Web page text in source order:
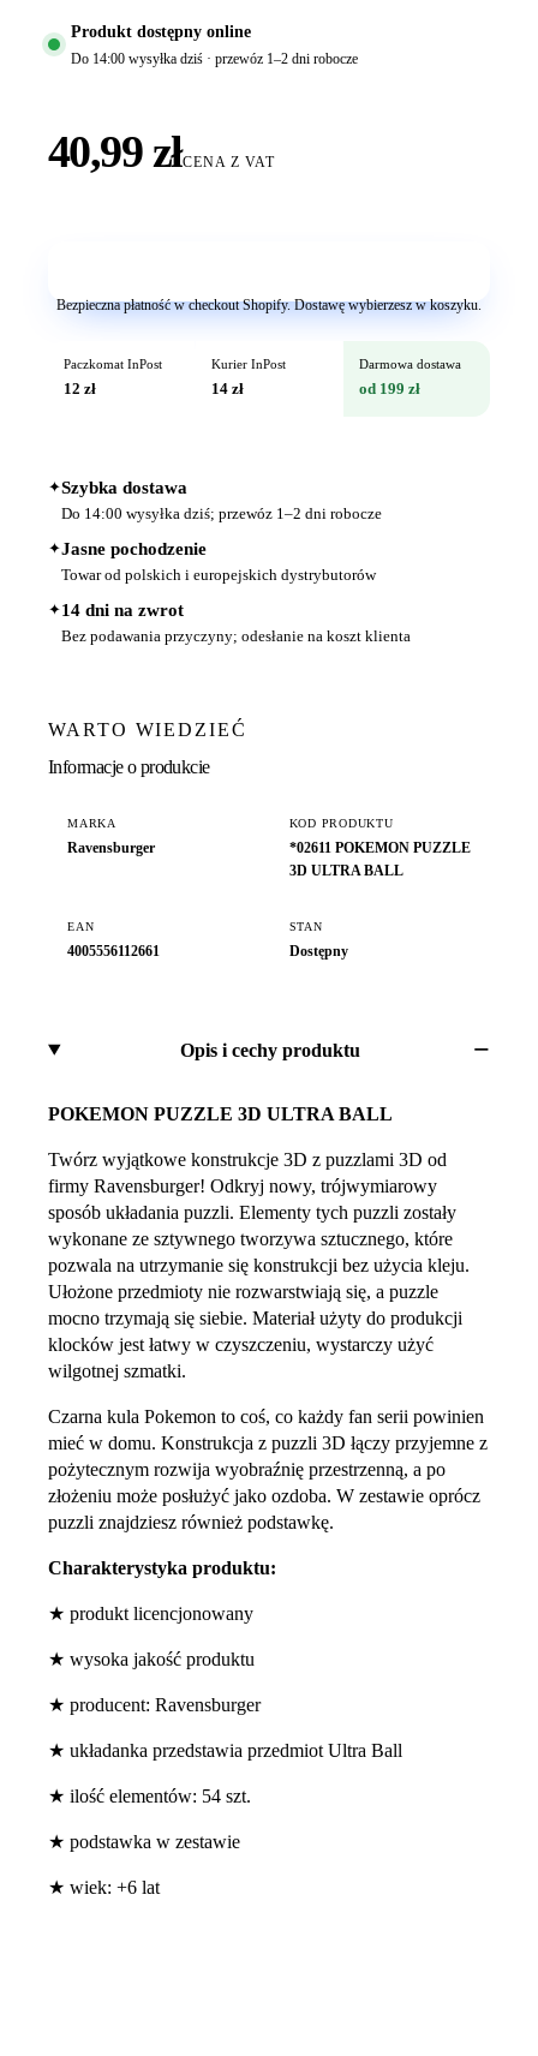
Produkt dostępny online
Do 14:00 wysyłka dziś · przewóz 1–2 dni robocze
40,99 złCENA Z VAT
Bezpieczna płatność w checkout Shopify. Dostawę wybierzesz w koszyku.
Paczkomat InPost
12 zł
Kurier InPost
14 zł
Darmowa dostawa
od 199 zł
✦Szybka dostawa
Do 14:00 wysyłka dziś; przewóz 1–2 dni robocze
✦Jasne pochodzenie
Towar od polskich i europejskich dystrybutorów
✦14 dni na zwrot
Bez podawania przyczyny; odesłanie na koszt klienta
WARTO WIEDZIEĆ
Informacje o produkcie
MARKA
Ravensburger
KOD PRODUKTU
*02611 POKEMON PUZZLE
3D ULTRA BALL
EAN
4005556112661
STAN
Dostępny
Opis i cechy produktu
POKEMON PUZZLE 3D ULTRA BALL
Twórz wyjątkowe konstrukcje 3D z puzzlami 3D od
firmy Ravensburger! Odkryj nowy, trójwymiarowy
sposób układania puzzli. Elementy tych puzzli zostały
wykonane ze sztywnego tworzywa sztucznego, które
pozwala na utrzymanie się konstrukcji bez użycia kleju.
Ułożone przedmioty nie rozwarstwiają się, a puzzle
mocno trzymają się siebie. Materiał użyty do produkcji
klocków jest łatwy w czyszczeniu, wystarczy użyć
wilgotnej szmatki.
Czarna kula Pokemon to coś, co każdy fan serii powinien
mieć w domu. Konstrukcja z puzzli 3D łączy przyjemne z
pożytecznym rozwija wyobraźnię przestrzenną, a po
złożeniu może posłużyć jako ozdoba. W zestawie oprócz
puzzli znajdziesz również podstawkę.
Charakterystyka produktu:
★ produkt licencjonowany
★ wysoka jakość produktu
★ producent: Ravensburger
★ układanka przedstawia przedmiot Ultra Ball
★ ilość elementów: 54 szt.
★ podstawka w zestawie
★ wiek: +6 lat